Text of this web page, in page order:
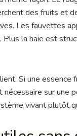
des fruits et
Les fauvettes
la haie est
Si une essence
sur une
vivant plutôt